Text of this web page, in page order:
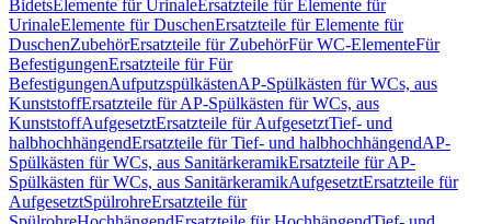
BidetsElemente für UrinaleErsatzteile für Elemente für
UrinaleElemente für DuschenErsatzteile für Elemente für
DuschenZubehörErsatzteile für ZubehörFür WC-ElementeFür
BefestigungenErsatzteile für Für
BefestigungenAufputzspülkästenAP-Spülkästen für WCs, aus
KunststoffErsatzteile für AP-Spülkästen für WCs, aus
KunststoffAufgesetztErsatzteile für AufgesetztTief- und
halbhochhängendErsatzteile für Tief- und halbhochhängendAP-
Spülkästen für WCs, aus SanitärkeramikErsatzteile für AP-
Spülkästen für WCs, aus SanitärkeramikAufgesetztErsatzteile für
AufgesetztSpülrohreErsatzteile für